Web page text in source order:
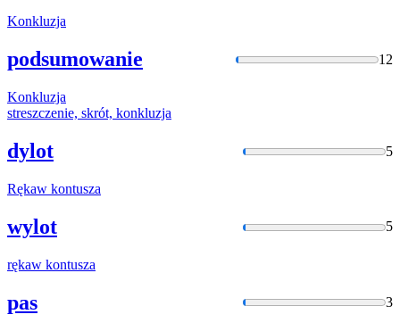
Konkluzja
podsumowanie 12
Konkluzja
streszczenie, skrót, konkluzja
dylot 5
Rękaw kontusza
wylot 5
rękaw kontusza
pas 3